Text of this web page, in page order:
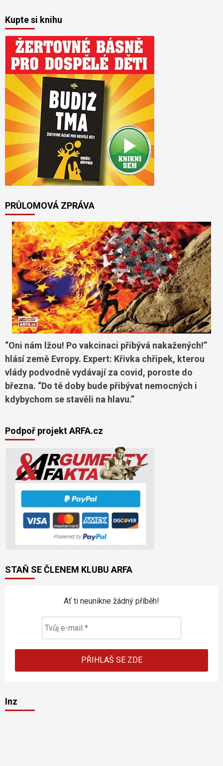
Kupte si knihu
PRŮLOMOVÁ ZPRÁVA
“Oni nám lžou! Po vakcinaci přibývá nakažených!”
hlásí země Evropy. Expert: Křivka chřipek, kterou
vlády podvodně vydávají za covid, poroste do
března. “Do té doby bude přibývat nemocných i
kdybychom se stavěli na hlavu.”
Podpoř projekt ARFA.cz
STAŇ SE ČLENEM KLUBU ARFA
Ať ti neunikne žádný příběh!
Inz